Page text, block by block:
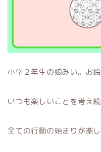
小学２年生の娘みい。お
いつも楽しいことを考え続
全ての行動の始まりが楽し